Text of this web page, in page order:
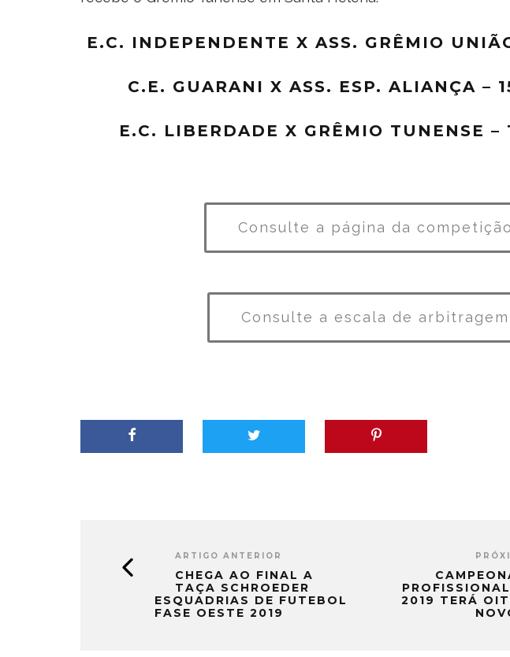
E.C. INDEPENDENTE X ASS. GRÊMIO
C.E. GUARANI X ASS. ESP. ALIANÇA –
E.C. LIBERDADE X GRÊMIO TUNENSE –
Consulte a página da competição
Consulte a escala de arbitragem
ARTIGO ANTERIOR
CHEGA AO FINAL A
TAÇA SCHROEDER
ESQUADRIAS DE FUTEBOL
FASE OESTE 2019
2019 TERÁ